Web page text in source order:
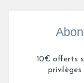
10€ offerts
privilèges